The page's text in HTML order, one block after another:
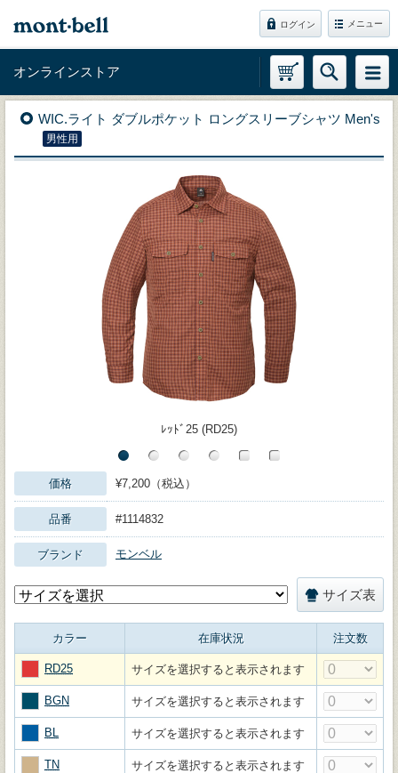
ログイン メニュー
オンラインストア
WIC.ライト ダブルポケット ロングスリーブシャツ Men's
男性用
ﾚｯﾄﾞ25 (RD25)
価格 ¥7,200（税込）
品番 #1114832
ブランド モンベル
サイズ表
カラー 在庫状況 注文数
RD25 サイズを選択すると表示されます
BGN サイズを選択すると表示されます
BL サイズを選択すると表示されます
TN サイズを選択すると表示されます